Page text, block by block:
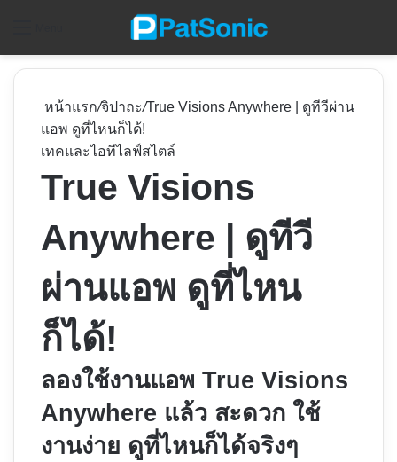
หน้าแรก/จิปาถะ/True Visions Anywhere | ดูทีวีผ่าน
แอพ ดูที่ไหนก็ได้!
เทคและไอทีไลฟ์สไตล์
True Visions
Anywhere | ดูทีวี
ผ่านแอพ ดูที่ไหน
ก็ได้!
ลองใช้งานแอพ True Visions
Anywhere แล้ว สะดวก ใช้
งานง่าย ดูที่ไหนก็ได้จริงๆ